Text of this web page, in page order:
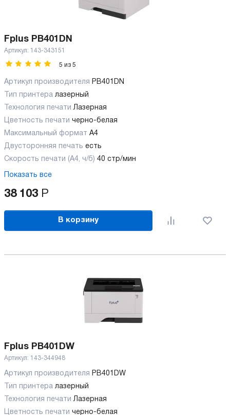
Fplus PB401DN
Артикул: 143-343151
5 из 5
Артикул производителя PB401DN
Тип принтера лазерный
Технология печати Лазерная
Цветность печати черно-белая
Максимальный формат А4
Двусторонняя печать есть
Скорость печати (А4, ч/б) 40 стр/мин
Показать все
38 103 Р
В корзину
Fplus PB401DW
Артикул: 143-344948
Артикул производителя PB401DW
Тип принтера лазерный
Технология печати Лазерная
Цветность печати черно-белая